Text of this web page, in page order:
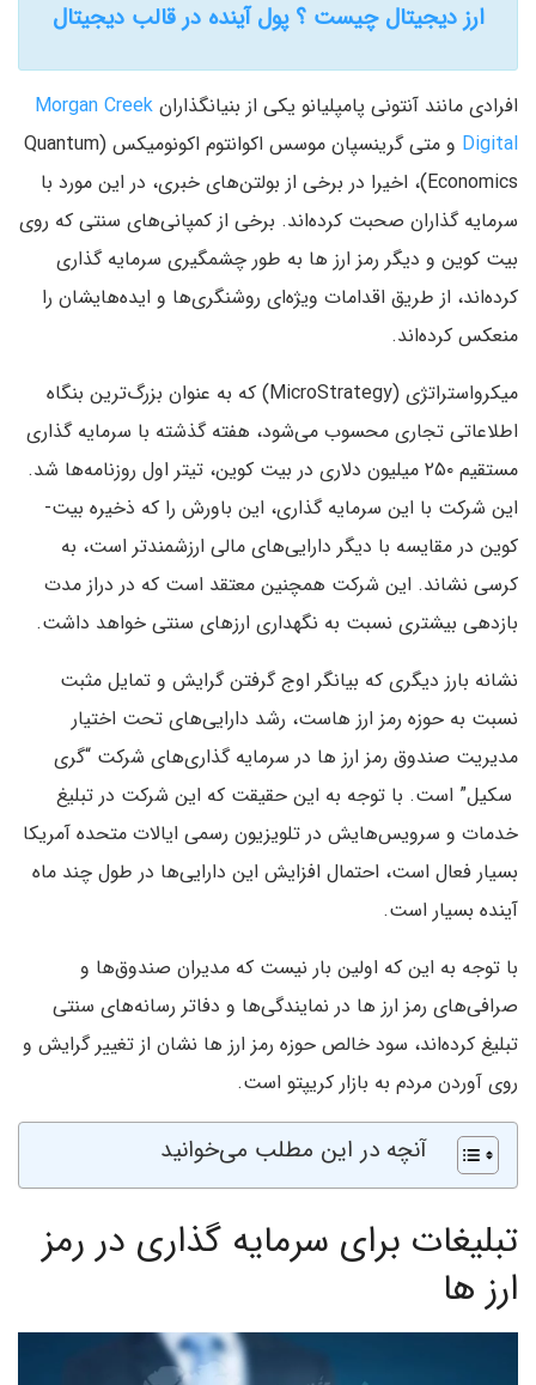
ارز دیجیتال چیست ؟ پول آینده در قالب دیجیتال
افرادی مانند آنتونی پامپلیانو یکی از بنیان­گذاران Morgan Creek
Digital
و متی گرین­سپان موسس اکوانتوم اکونومیکس­ (Quantum
Economics)، اخیرا در برخی از بولتن­‌های خبری، در این مورد با
سرمایه­ گذاران صحبت کرده­‌اند. برخی از کمپا­نی‌­های سنتی که روی
بیت­ کوین و دیگر رمز ارز ها به طور چشمگیری سرمایه­ گذاری
کرده­‌اند، از طریق اقدامات ویژ­ه‌­ای روشنگری‌ها و ایده‌­هایشان را
منعکس کرده‌­اند.
میکرو­استراتژی (MicroStrategy) که به­ عنوان بزرگ‌ترین بنگاه
اطلاعاتی تجاری محسوب می‌­شود، هفته گذشته با سرمایه­ گذاری
مستقیم ۲۵۰ میلیون دلاری در بیت ­کوین، تیتر اول روزنامه‌­ها شد.
این شرکت با این سرمایه ­گذاری، این باورش را که ذخیره بیت­
کوین در مقایسه با دیگر دارایی­‌های مالی ارزشمند­تر است، به
کرسی نشاند. این شرکت همچنین معتقد است که در دراز مدت
بازدهی بیشتری نسبت به نگهداری ارزهای سنتی خواهد داشت.
نشانه بارز دیگر­ی که بیانگر اوج گرفتن گرایش و تمایل مثبت
نسبت به حوزه رمز ارز هاست، رشد دارایی‌­های تحت اختیار
مدیریت صندوق رمز ارز ها در سرمایه­ گذاری‌­های شرکت “گری
سکیل” است. با توجه به این حقیقت که این شرکت در تبلیغ
خدمات و سرویس­‌هایش در تلویزیون رسمی ایالات متحده آمریکا
بسیار فعال است، احتمال افزایش این دارایی­‌ها در طول چند ماه
آینده بسیار است.
با توجه به این که اولین بار نیست که مدیران صندوق‌­ها و
صرافی‌های رمز ارز ها در نمایندگی‌­ها و دفاتر رسانه­‌های سنتی
تبلیغ کرده­‌اند، سود خالص حوزه رمز ارز ها نشان از تغییر گرایش و
روی آوردن مردم به بازار کریپتو است.
آنچه در این مطلب می‌خوانید
تبلیغات برای سرمایه گذاری در رمز
ارز ها